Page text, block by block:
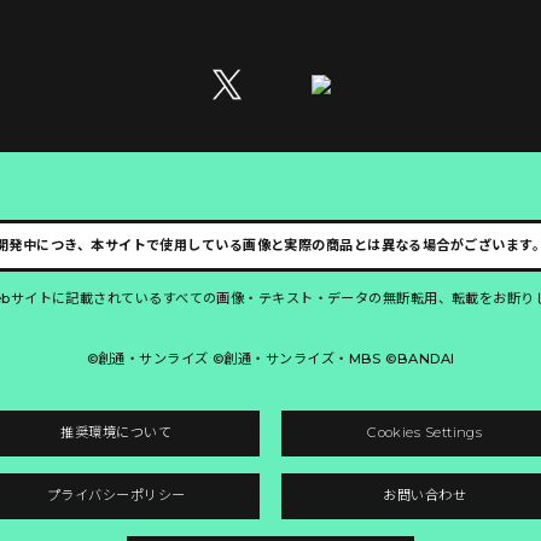
発中につき、本サイトで使用している画像と実際の商品とは異なる場合がございます。
サイトに記載されているすべての画像・テキスト・データの無断転用、転載をお断り
©創通・サンライズ ©創通・サンライズ・MBS ©BANDAI
推奨環境について Cookies Settings
プライバシーポリシー お問い合わせ